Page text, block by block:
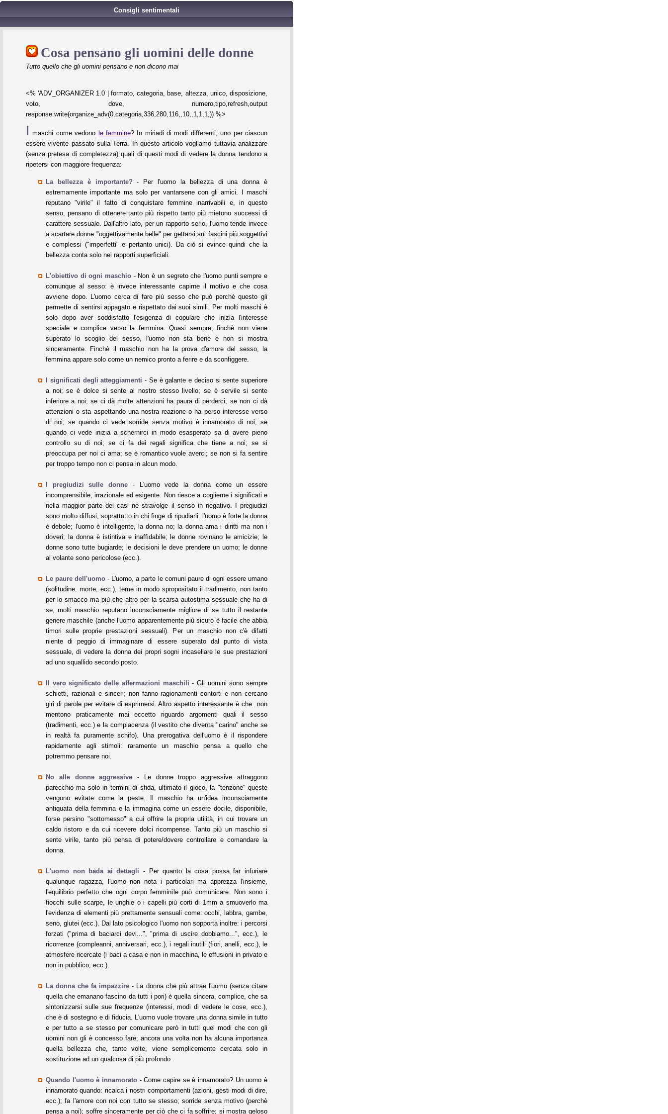
Consigli sentimentali
Cosa pensano gli uomini delle donne
Tutto quello che gli uomini pensano e non dicono mai
<% 'ADV_ORGANIZER 1.0 | formato, categoria, base, altezza, unico, disposizione,
voto, dove, numero,tipo,refresh,output
response.write(organize_adv(0,categoria,336,280,116,,10,,1,1,1,)) %>
I maschi come vedono le femmine? In miriadi di modi differenti, uno per ciascun
essere vivente passato sulla Terra. In questo articolo vogliamo tuttavia analizzare
(senza pretesa di completezza) quali di questi modi di vedere la donna tendono a
ripetersi con maggiore frequenza:
La bellezza è importante? - Per l'uomo la bellezza di una donna è
estremamente importante ma solo per vantarsene con gli amici. I maschi
reputano "virile" il fatto di conquistare femmine inarrivabili e, in questo
senso, pensano di ottenere tanto più rispetto tanto più mietono successi di
carattere sessuale. Dall'altro lato, per un rapporto serio, l'uomo tende invece
a scartare donne "oggettivamente belle" per gettarsi sui fascini più soggettivi
e complessi ("imperfetti" e pertanto unici). Da ciò si evince quindi che la
bellezza conta solo nei rapporti superficiali.
L'obiettivo di ogni maschio - Non è un segreto che l'uomo punti sempre e
comunque al sesso: è invece interessante capirne il motivo e che cosa
avviene dopo. L'uomo cerca di fare più sesso che può perchè questo gli
permette di sentirsi appagato e rispettato dai suoi simili. Per molti maschi è
solo dopo aver soddisfatto l'esigenza di copulare che inizia l'interesse
speciale e complice verso la femmina. Quasi sempre, finchè non viene
superato lo scoglio del sesso, l'uomo non sta bene e non si mostra
sinceramente. Finchè il maschio non ha la prova d'amore del sesso, la
femmina appare solo come un nemico pronto a ferire e da sconfiggere.
I significati degli atteggiamenti - Se è galante e deciso si sente superiore
a noi; se è dolce si sente al nostro stesso livello; se è servile si sente
inferiore a noi; se ci dà molte attenzioni ha paura di perderci; se non ci dà
attenzioni o sta aspettando una nostra reazione o ha perso interesse verso
di noi; se quando ci vede sorride senza motivo è innamorato di noi; se
quando ci vede inizia a schernirci in modo esasperato sa di avere pieno
controllo su di noi; se ci fa dei regali significa che tiene a noi; se si
preoccupa per noi ci ama; se è romantico vuole averci; se non si fa sentire
per troppo tempo non ci pensa in alcun modo.
I pregiudizi sulle donne - L'uomo vede la donna come un essere
incomprensibile, irrazionale ed esigente. Non riesce a coglierne i significati e
nella maggior parte dei casi ne stravolge il senso in negativo. I pregiudizi
sono molto diffusi, soprattutto in chi finge di ripudiarli: l'uomo è forte la donna
è debole; l'uomo è intelligente, la donna no; la donna ama i diritti ma non i
doveri; la donna è istintiva e inaffidabile; le donne rovinano le amicizie; le
donne sono tutte bugiarde; le decisioni le deve prendere un uomo; le donne
al volante sono pericolose (ecc.).
Le paure dell'uomo- L'uomo, a parte le comuni paure di ogni essere umano
(solitudine, morte, ecc.), teme in modo spropositato il tradimento, non tanto
per lo smacco ma più che altro per la scarsa autostima sessuale che ha di
se; molti maschio reputano inconsciamente migliore di se tutto il restante
genere maschile (anche l'uomo apparentemente più sicuro è facile che abbia
timori sulle proprie prestazioni sessuali). Per un maschio non c'è difatti
niente di peggio di immaginare di essere superato dal punto di vista
sessuale, di vedere la donna dei propri sogni incasellare le sue prestazioni
ad uno squallido secondo posto.
Il vero significato delle affermazioni maschili - Gli uomini sono sempre
schietti, razionali e sinceri; non fanno ragionamenti contorti e non cercano
giri di parole per evitare di esprimersi. Altro aspetto interessante è che non
mentono praticamente mai eccetto riguardo argomenti quali il sesso
(tradimenti, ecc.) e la compiacenza (il vestito che diventa "carino" anche se
in realtà fa puramente schifo). Una prerogativa dell'uomo è il rispondere
rapidamente agli stimoli: raramente un maschio pensa a quello che
potremmo pensare noi.
No alle donne aggressive - Le donne troppo aggressive attraggono
parecchio ma solo in termini di sfida, ultimato il gioco, la "tenzone" queste
vengono evitate come la peste. Il maschio ha un'idea inconsciamente
antiquata della femmina e la immagina come un essere docile, disponibile,
forse persino "sottomesso" a cui offrire la propria utilità, in cui trovare un
caldo ristoro e da cui ricevere dolci ricompense. Tanto più un maschio si
sente virile, tanto più pensa di potere/dovere controllare e comandare la
donna.
L'uomo non bada ai dettagli - Per quanto la cosa possa far infuriare
qualunque ragazza, l'uomo non nota i particolari ma apprezza l'insieme,
l'equilibrio perfetto che ogni corpo femminile può comunicare. Non sono i
fiocchi sulle scarpe, le unghie o i capelli più corti di 1mm a smuoverlo ma
l'evidenza di elementi più prettamente sensuali come: occhi, labbra, gambe,
seno, glutei (ecc.). Dal lato psicologico l'uomo non sopporta inoltre: i percorsi
forzati ("prima di baciarci devi...", "prima di uscire dobbiamo...", ecc.), le
ricorrenze (compleanni, anniversari, ecc.), i regali inutili (fiori, anelli, ecc.), le
atmosfere ricercate (i baci a casa e non in macchina, le effusioni in privato e
non in pubblico, ecc.).
La donna che fa impazzire - La donna che più attrae l'uomo (senza citare
quella che emanano fascino da tutti i pori) è quella sincera, complice, che sa
sintonizzarsi sulle sue frequenze (interessi, modi di vedere le cose, ecc.),
che è di sostegno e di fiducia. L'uomo vuole trovare una donna simile in tutto
e per tutto a se stesso per comunicare però in tutti quei modi che con gli
uomini non gli è concesso fare; ancora una volta non ha alcuna importanza
quella bellezza che, tante volte, viene semplicemente cercata solo in
sostituzione ad un qualcosa di più profondo.
Quando l'uomo è innamorato - Come capire se è innamorato? Un uomo è
innamorato quando: ricalca i nostri comportamenti (azioni, gesti modi di dire,
ecc.); fa l'amore con noi con tutto se stesso; sorride senza motivo (perchè
pensa a noi); soffre sinceramente per ciò che ci fa soffrire; si mostra geloso